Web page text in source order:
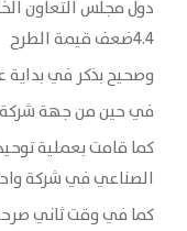
دول مجلس التعاون
4.4ضعف قيمة الطرح
وصحيح بذكر في بداية عام 2023 بدأت وحدة أدنوك
في حين من جهة شركة
كما قامت بعملية
الصناعي في شركة
كما في وقت ثاني